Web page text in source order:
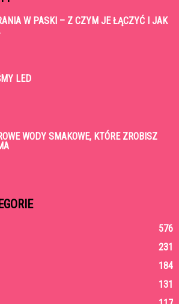
W PASKI – Z CZYM JE ŁĄCZYĆ I JAK
LED
WODY SMAKOWE, KTÓRE ZROBISZ
576
231
184
131